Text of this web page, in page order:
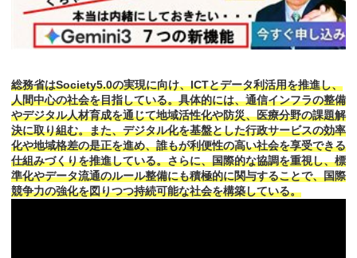
総務省はSociety5.0の実現に向け、ICTとデータ利活用を推進し、
人間中心の社会を目指している。具体的には、通信インフラの整備
やデジタル人材育成を通じて地域活性化や防災、医療分野の課題解
決に取り組む。また、デジタル化を基盤とした行政サービスの効率
化や地域格差の是正を進め、誰もが利便性の高い社会を享受できる
仕組みづくりを推進している。さらに、国際的な協調を重視し、標
準化やデータ流通のルール整備にも積極的に関与することで、国際
競争力の強化を図りつつ持続可能な社会を構築している。